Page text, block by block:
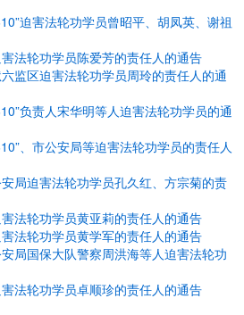
迫害法轮功学员曾昭平、胡凤英、谢祖
法轮功学员陈爱芳的责任人的通告
监区迫害法轮功学员周玲的责任人的通
负责人宋华明等人迫害法轮功学员的通
、市公安局等迫害法轮功学员的责任人
局迫害法轮功学员孔久红、方宗菊的责
法轮功学员黄亚莉的责任人的通告
法轮功学员黄学军的责任人的通告
局国保大队警察周洪海等人迫害法轮功
法轮功学员卓顺珍的责任人的通告